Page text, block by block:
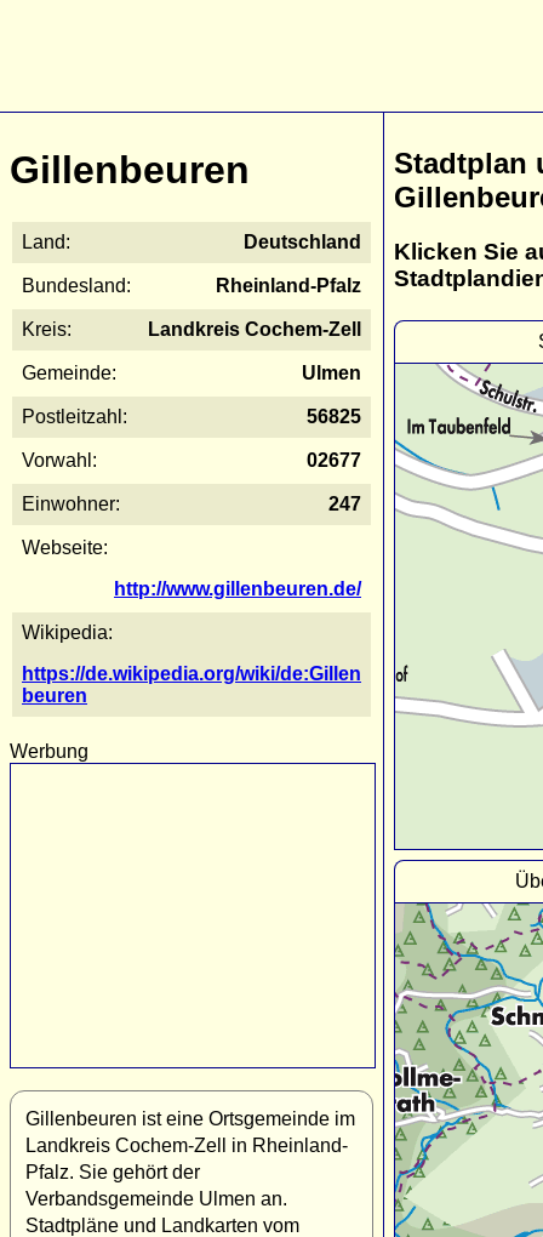
Gillenbeuren
Land: Deutschland
Bundesland: Rheinland-Pfalz
Kreis: Landkreis Cochem-Zell
Gemeinde: Ulmen
Postleitzahl: 56825
Vorwahl: 02677
Einwohner: 247
Webseite:
http://www.gillenbeuren.de/
Wikipedia:
https://de.wikipedia.org/wiki/de:Gillen
beuren
Werbung
Gillenbeuren ist eine Ortsgemeinde im
Landkreis Cochem-Zell in Rheinland-
Pfalz. Sie gehört der
Verbandsgemeinde Ulmen an.
Stadtpläne und Landkarten vom
Stadtplan
Klicken Sie